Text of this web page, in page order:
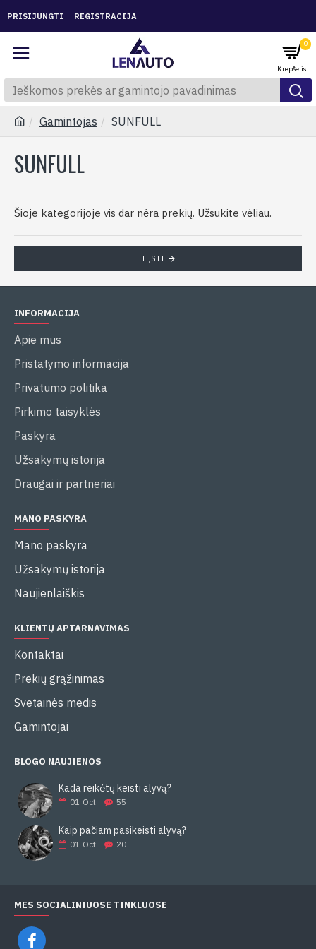
PRISIJUNGTI REGISTRACIJA
0
Gamintojas SUNFULL
SUNFULL
Šioje kategorijoje vis dar nėra prekių. Užsukite vėliau.
TĘSTI
INFORMACIJA
Apie mus
Pristatymo informacija
Privatumo politika
Pirkimo taisyklės
Paskyra
Užsakymų istorija
Draugai ir partneriai
MANO PASKYRA
Mano paskyra
Užsakymų istorija
Naujienlaiškis
KLIENTŲ APTARNAVIMAS
Kontaktai
Prekių grąžinimas
Svetainės medis
Gamintojai
BLOGO NAUJIENOS
Kada reikėtų keisti alyvą?
01 Oct 55
Kaip pačiam pasikeisti alyvą?
01 Oct 20
MES SOCIALINIUOSE TINKLUOSE